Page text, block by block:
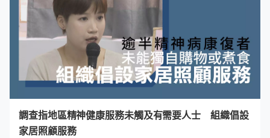
調查指地區精神健康服務未觸及有需要人士 組織倡設
家居照顧服務